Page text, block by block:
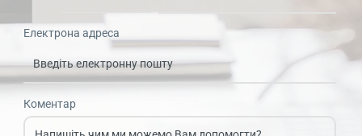
Електрона адреса
Коментар